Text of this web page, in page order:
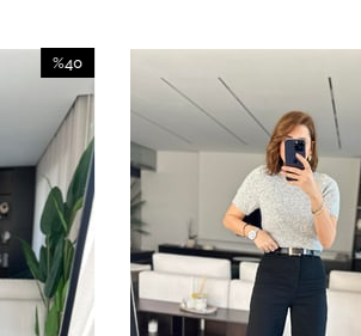
%40
İndirim
%40İndirim